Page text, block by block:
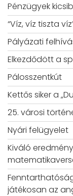
Pénzügyek
“Víz, víz tiszta
Pályázati
Elkezdődött a
Pálosszentkút
Kettős siker a
25. városi
Nyári felügyelet
Kiváló
játékosan az